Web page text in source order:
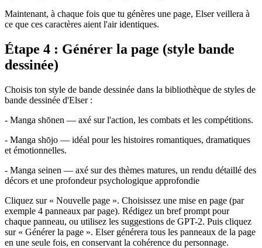
Maintenant, à chaque fois que tu génères une page, Elser veillera à
ce que ces caractères aient l'air identiques.
Étape 4 : Générer la page (style bande
dessinée)
Choisis ton style de bande dessinée dans la bibliothèque de styles de
bande dessinée d'Elser :
- Manga shōnen — axé sur l'action, les combats et les compétitions.
- Manga shōjo — idéal pour les histoires romantiques, dramatiques
et émotionnelles.
- Manga seinen — axé sur des thèmes matures, un rendu détaillé des
décors et une profondeur psychologique approfondie
Cliquez sur « Nouvelle page ». Choisissez une mise en page (par
exemple 4 panneaux par page). Rédigez un bref prompt pour
chaque panneau, ou utilisez les suggestions de GPT-2. Puis cliquez
sur « Générer la page ». Elser générera tous les panneaux de la page
en une seule fois, en conservant la cohérence du personnage.